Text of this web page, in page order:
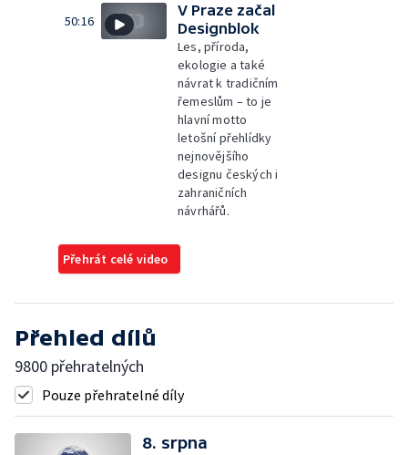
50:16
V Praze začal
Designblok
Les, příroda,
ekologie a také
návrat k tradičním
řemeslům – to je
hlavní motto
letošní přehlídky
nejnovějšího
designu českých i
zahraničních
návrhářů.
Přehrát celé video
Přehled dílů
9800 přehratelných
Pouze přehratelné díly
8. srpna